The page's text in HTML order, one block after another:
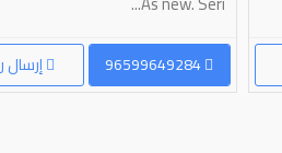
إرسال